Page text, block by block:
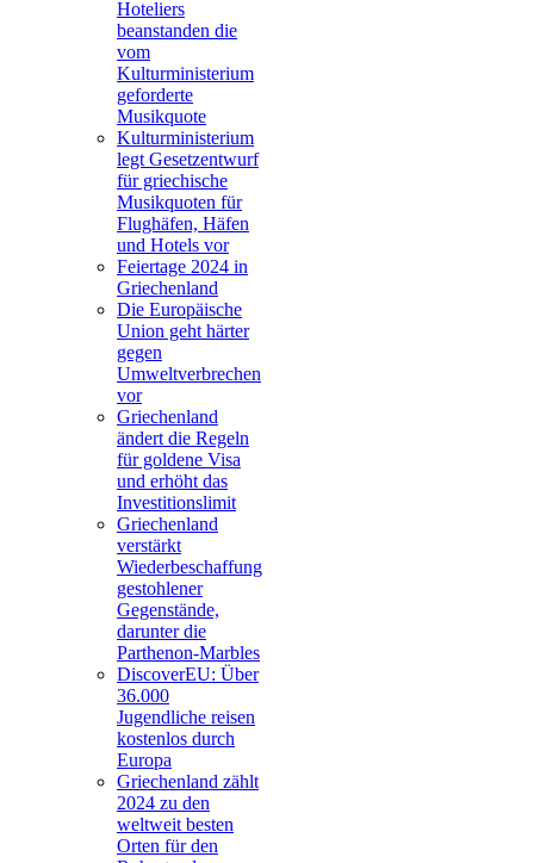
Hoteliers
beanstanden die
vom
Kulturministerium
geforderte
Musikquote
Kulturministerium
legt Gesetzentwurf
für griechische
Musikquoten für
Flughäfen, Häfen
und Hotels vor
Feiertage 2024 in
Griechenland
Die Europäische
Union geht härter
gegen
Umweltverbrechen
vor
Griechenland
ändert die Regeln
für goldene Visa
und erhöht das
Investitionslimit
Griechenland
verstärkt
Wiederbeschaffung
gestohlener
Gegenstände,
darunter die
Parthenon-Marbles
DiscoverEU: Über
36.000
Jugendliche reisen
kostenlos durch
Europa
Griechenland zählt
2024 zu den
weltweit besten
Orten für den